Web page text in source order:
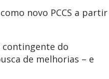
novo PCCS a partir
do
de melhorias – e